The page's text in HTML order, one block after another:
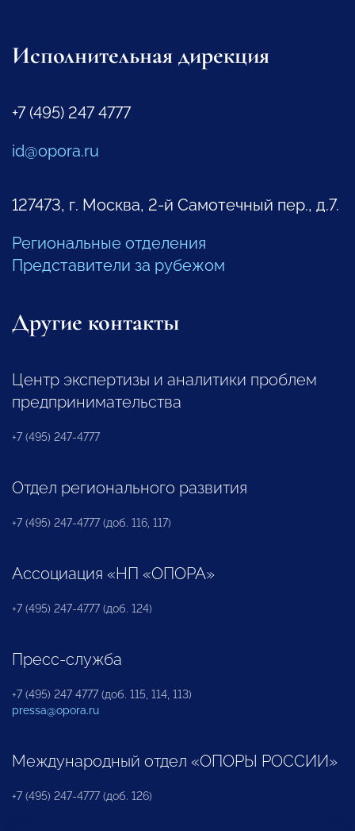
Исполнительная дирекция
+7 (495) 247 4777
id@opora.ru
127473, г. Москва, 2-й Самотечный пер., д.7.
Региональные отделения
Представители за рубежом
Другие контакты
Центр экспертизы и аналитики проблем
предпринимательства
+7 (495) 247-4777
Отдел регионального развития
+7 (495) 247-4777 (доб. 116, 117)
Ассоциация «НП «ОПОРА»
+7 (495) 247-4777 (доб. 124)
Пресс-служба
+7 (495) 247 4777 (доб. 115, 114, 113)
pressa@opora.ru
Международный отдел «ОПОРЫ РОССИИ»
+7 (495) 247-4777 (доб. 126)